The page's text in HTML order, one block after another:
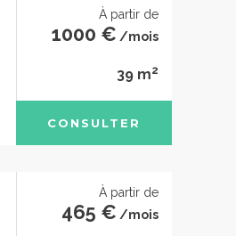
À partir de
1000 € /mois
39 m2
CONSULTER
À partir de
465 € /mois